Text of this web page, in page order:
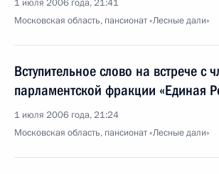
1 июля 2006 года, 21:41
Московская область, пансионат «Лесные дали»
Вступительное слово на встрече с
парламентской фракции «Единая
1 июля 2006 года, 21:24
Московская область, пансионат «Лесные дали»